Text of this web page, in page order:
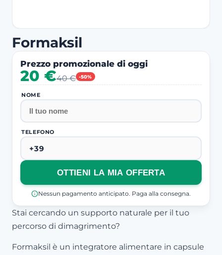
Formaksil
Prezzo promozionale di oggi
-50%
20 €40 €
NOME
TELEFONO
OTTIENI LA MIA OFFERTA
Nessun pagamento anticipato. Paga alla consegna.
Stai cercando un supporto naturale per il tuo
percorso di dimagrimento?
Formaksil è un integratore alimentare in capsule